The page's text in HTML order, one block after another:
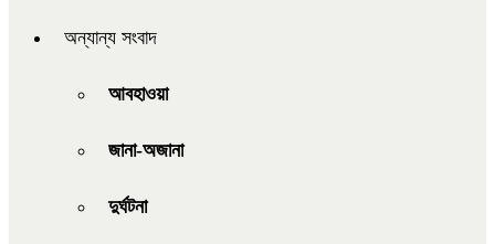
অন্যান্য সংবাদ
আবহাওয়া
জানা-অজানা
দুর্ঘটনা